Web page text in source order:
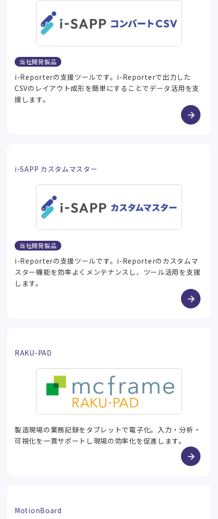
当社開発製品
i-Reporterの支援ツールです。i-Reporterで出力した
CSVのレイアウト成形を簡単にすることでデータ活用を支
援します。
i-SAPP カスタムマスター
当社開発製品
i-Reporterの支援ツールです。i-Reporterのカスタムマ
スター機能を効率よくメンテナンスし、ツール活用を支援
します。
RAKU-PAD
製造現場の業務記録をタブレットで電子化。入力・分析・
可視化を一貫サポートし現場の効率化を促進します。
MotionBoard